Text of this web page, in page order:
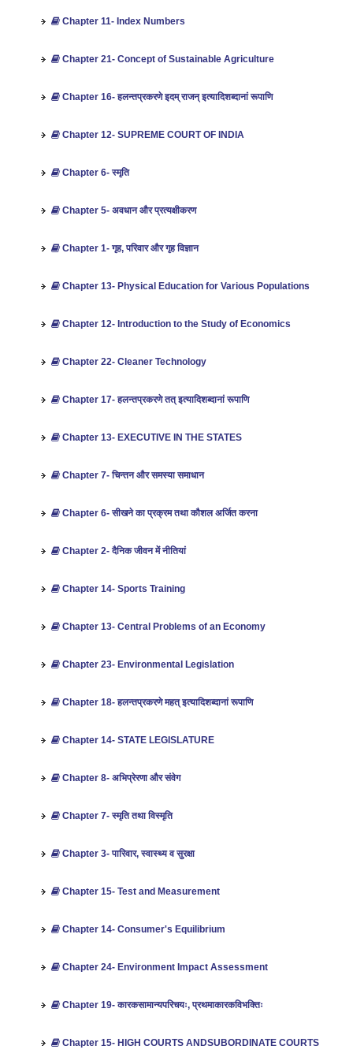
Chapter 11- Index Numbers
Chapter 21- Concept of Sustainable Agriculture
Chapter 16- हलन्तप्रकरणे इदम् राजन् इत्यादिशब्दानां रूपाणि
Chapter 12- SUPREME COURT OF INDIA
Chapter 6- स्मृति
Chapter 5- अवधान और प्रत्यक्षीकरण
Chapter 1- गृह, परिवार और गृह विज्ञान
Chapter 13- Physical Education for Various Populations
Chapter 12- Introduction to the Study of Economics
Chapter 22- Cleaner Technology
Chapter 17- हलन्तप्रकरणे तत् इत्यादिशब्दानां रूपाणि
Chapter 13- EXECUTIVE IN THE STATES
Chapter 7- चिन्तन और समस्या समाधान
Chapter 6- सीखने का प्रक्रम तथा कौशल अर्जित करना
Chapter 2- दैनिक जीवन में नीतियां
Chapter 14- Sports Training
Chapter 13- Central Problems of an Economy
Chapter 23- Environmental Legislation
Chapter 18- हलन्तप्रकरणे महत् इत्यादिशब्दानां रूपाणि
Chapter 14- STATE LEGISLATURE
Chapter 8- अभिप्रेरणा और संवेग
Chapter 7- स्मृति तथा विस्मृति
Chapter 3- पारिवार, स्वास्थ्य व सुरक्षा
Chapter 15- Test and Measurement
Chapter 14- Consumer's Equilibrium
Chapter 24- Environment Impact Assessment
Chapter 19- कारकसामान्यपरिचयः, प्रथमाकारकविभक्तिः
Chapter 15- HIGH COURTS ANDSUBORDINATE COURTS